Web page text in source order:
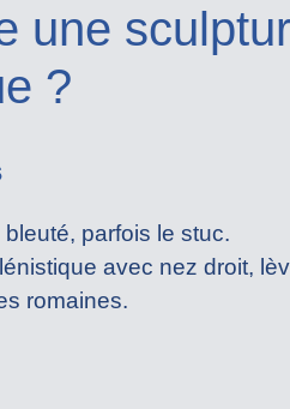
une
?
parfois le stuc.
avec nez droit,
romaines.